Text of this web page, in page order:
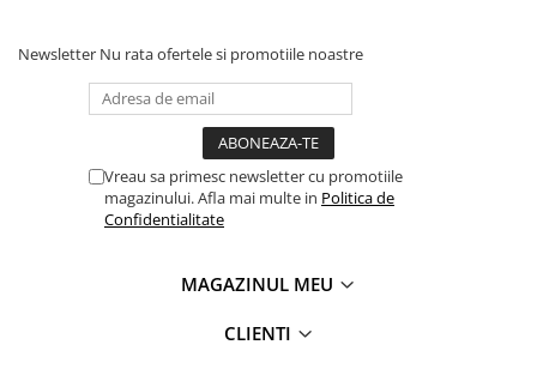
Newsletter Nu rata ofertele si promotiile noastre
Vreau sa primesc newsletter cu promotiile
magazinului. Afla mai multe in Politica de
Confidentialitate
MAGAZINUL MEU
CLIENTI